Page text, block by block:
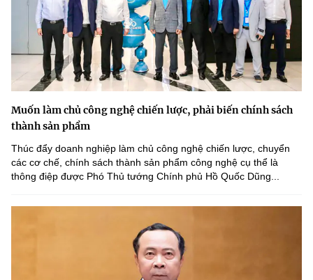
Muốn làm chủ công nghệ chiến lược, phải biến chính sách
thành sản phẩm
Thúc đẩy doanh nghiệp làm chủ công nghệ chiến lược, chuyển
các cơ chế, chính sách thành sản phẩm công nghệ cụ thể là
thông điệp được Phó Thủ tướng Chính phủ Hồ Quốc Dũng...